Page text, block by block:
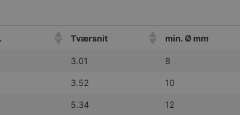
Tværsnit min. Ø mm
3.01 8
3.52 10
5.34 12